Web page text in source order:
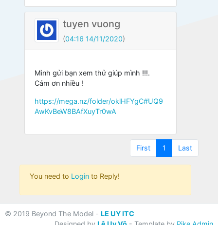
tuyen vuong
(04:16 14/11/2020)
Mình gửi bạn xem thử giúp mình !!!.
Cảm ơn nhiều !
https://mega.nz/folder/oklHFYgC#UQ9
AwKvBeW8BAfXuyTr0wA
FirstFirst1 (current)
LastLast
You need to Login to Reply!
© 2019 Beyond The Model - LE UY ITC